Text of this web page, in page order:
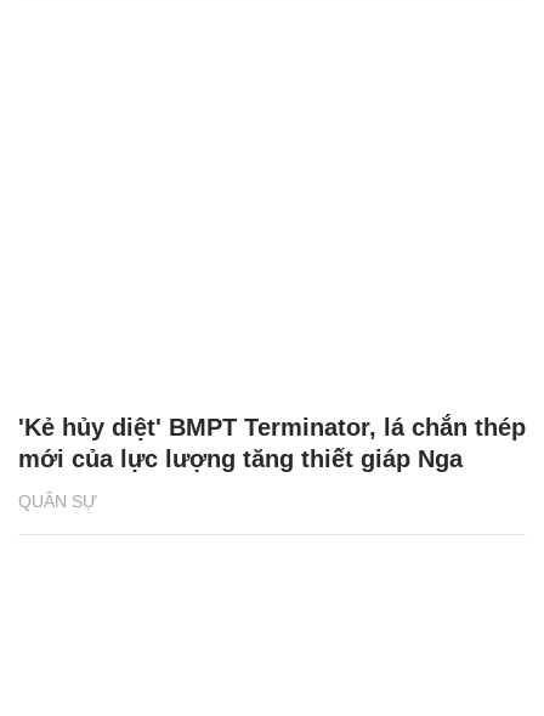
QUÂN SỰ
'Kẻ hủy diệt' BMPT Terminator, lá chắn thép
mới của lực lượng tăng thiết giáp Nga